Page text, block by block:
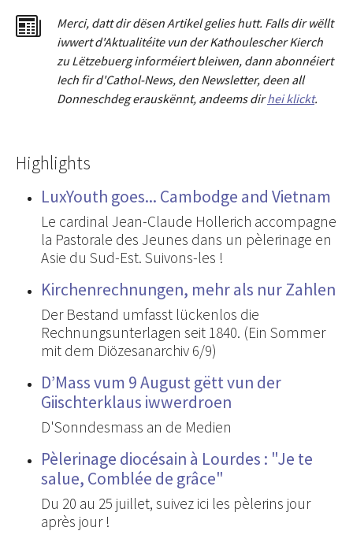
Merci, dattdir dësen Artikel gelies hutt. Falls dir wëllt
iwwert d'Aktualitéite vun der Kathoulescher Kierch
zu Lëtzebuerg informéiert bleiwen, dann abonnéiert
Iech fir d'Cathol-News, den Newsletter, deen all
Donneschdeg erauskënnt, andeems dirhei klickt.
Highlights
LuxYouth goes... Cambodge and Vietnam
Le cardinal Jean-Claude Hollerich accompagne
la Pastorale des Jeunes dans un pèlerinage en
Asie du Sud-Est. Suivons-les !
Kirchenrechnungen, mehr als nur Zahlen
Der Bestand umfasst lückenlos die
Rechnungsunterlagen seit 1840. (Ein Sommer
mit dem Diözesanarchiv 6/9)
D’Mass vum 9 August gëtt vun der
Giischterklaus iwwerdroen
D'Sonndesmass an de Medien
Pèlerinage diocésain à Lourdes : "Je te
salue, Comblée de grâce"
Du 20 au 25 juillet, suivez ici les pèlerins jour
après jour !